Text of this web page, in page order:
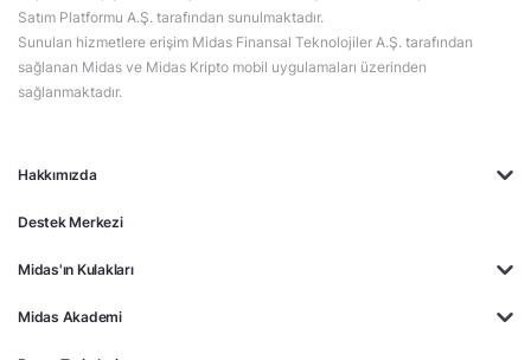
Hakkımızda
Destek Merkezi
Midas'ın Kulakları
Midas Akademi
Satım Platformu A.Ş. tarafından sunulmaktadır.
Sunulan hizmetlere erişim Midas Finansal Teknolojiler A.Ş. tarafından
sağlanan Midas ve Midas Kripto mobil uygulamaları üzerinden
sağlanmaktadır.